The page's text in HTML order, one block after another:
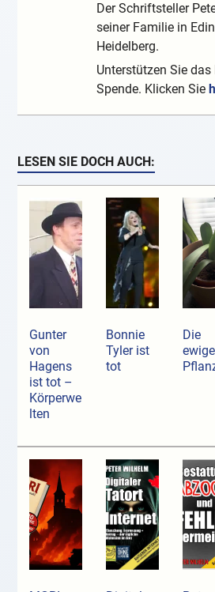
Der Schriftsteller
seiner Familie in
Heidelberg.
Unterstützen Sie
Spende. Klicken Sie
LESEN SIE DOCH AUCH:
Gunter
von
Hagens
ist tot –
Körperwe
lten
Bonnie
Tyler ist
tot
Die
ewige